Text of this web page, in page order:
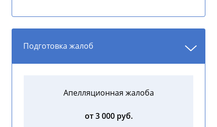
Подготовка жалоб
Апелляционная жалоба
от 3 000 руб.